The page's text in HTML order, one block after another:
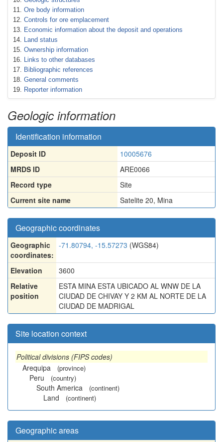
Ore body information
Controls for ore emplacement
Economic information about the deposit and operations
Land status
Ownership information
Links to other databases
Bibliographic references
General comments
Reporter information
Geologic information
Identification information
Deposit ID
10005676
MRDS ID
ARE0066
Record type
Site
Current site name
Satelite 20, Mina
Geographic coordinates
Geographic
coordinates:
-71.80794, -15.57273 (WGS84)
Elevation
3600
Relative
position
ESTA MINA ESTA UBICADO AL WNW DE LA
CIUDAD DE CHIVAY Y 2 KM AL NORTE DE LA
CIUDAD DE MADRIGAL
Site location context
Political divisions (FIPS codes)
Arequipa
(province)
Peru (country)
South America (continent)
Land (continent)
Geographic areas